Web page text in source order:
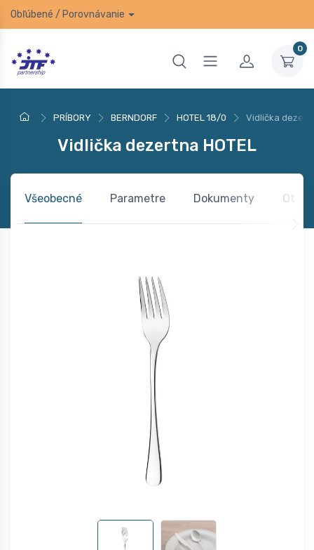
Obľúbené / Porovnávanie
0
PRÍBORY BERNDORF HOTEL 18/0 Vidlička
Vidlička dezertna HOTEL
Všeobecné Parametre Dokumenty